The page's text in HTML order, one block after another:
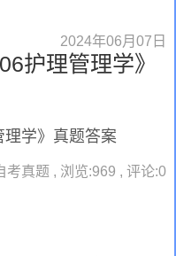
2024年06月07日
护理管理学》
学》真题答案
考真题 , 浏览:969 , 评论:0